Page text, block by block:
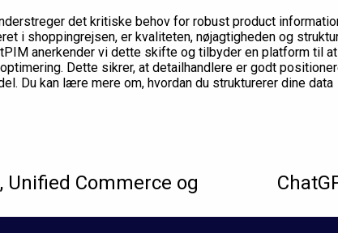
det kritiske behov for robust product
i shoppingrejsen, er kvaliteten, nøjagtigheden og
anerkender vi dette skifte og tilbyder en platform til at
Dette sikrer, at detailhandlere er godt
Du kan lære mere om, hvordan du strukturerer dine data
Unified Commerce og